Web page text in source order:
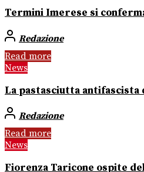
Termini Imerese si
Redazione
Read more
News
La pastasciutta antifascista
Redazione
Read more
News
Fiorenza Taricone ospite